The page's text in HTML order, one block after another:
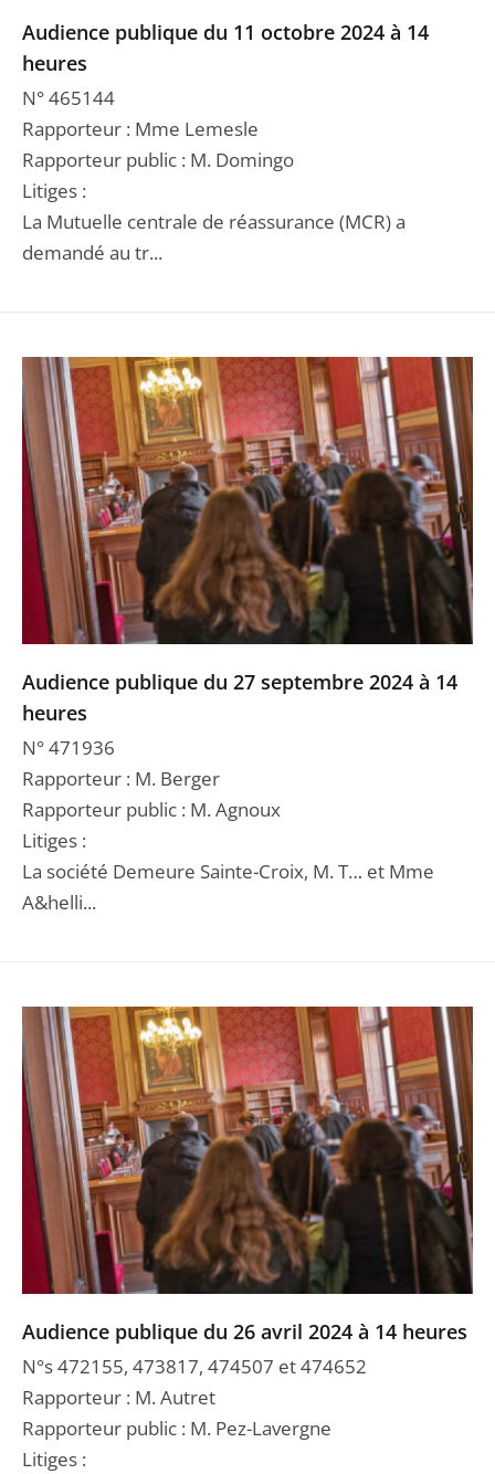
Audience publique du 11 octobre 2024 à 14
heures
N° 465144
Rapporteur : Mme Lemesle
Rapporteur public : M. Domingo
Litiges :
La Mutuelle centrale de réassurance (MCR) a
demandé au tr...
Audience publique du 27 septembre 2024 à 14
heures
N° 471936
Rapporteur : M. Berger
Rapporteur public : M. Agnoux
Litiges :
La société Demeure Sainte-Croix, M. T… et Mme
A&helli...
Audience publique du 26 avril 2024 à 14 heures
N°s 472155, 473817, 474507 et 474652
Rapporteur : M. Autret
Rapporteur public : M. Pez-Lavergne
Litiges :